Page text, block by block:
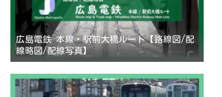
広島電鉄 本線・駅前大橋ルート【路線図/配
線略図/配線写真】